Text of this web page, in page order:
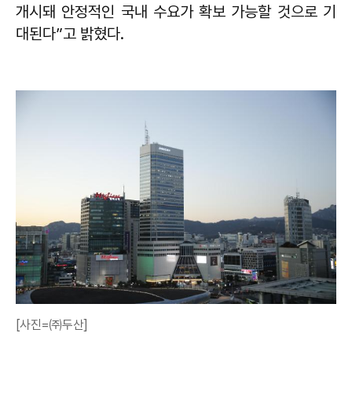
개시돼 안정적인 국내 수요가 확보 가능할 것으로 기
대된다”고 밝혔다.
[사진=㈜두산]